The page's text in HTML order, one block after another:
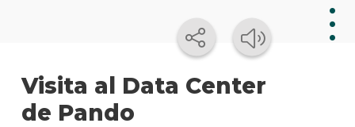
Visita al Data Center
de Pando